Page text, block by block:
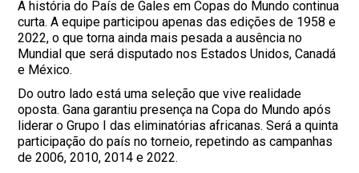
A história do País de Gales em Copas do Mundo continua
curta. A equipe participou apenas das edições de 1958 e
2022, o que torna ainda mais pesada a ausência no
Mundial que será disputado nos Estados Unidos, Canadá
e México.
Do outro lado está uma seleção que vive realidade
oposta. Gana garantiu presença na Copa do Mundo após
liderar o Grupo I das eliminatórias africanas. Será a quinta
participação do país no torneio, repetindo as campanhas
de 2006, 2010, 2014 e 2022.